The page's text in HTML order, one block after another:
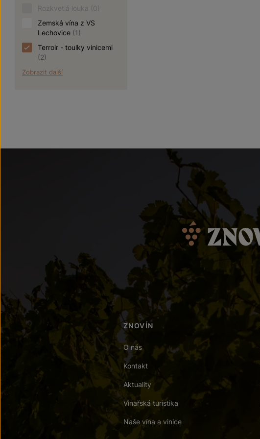
Rozkvetlá louka (0)
Zemská vína z VS
Lechovice (1)
Terroir - toulky vinicemi
(2)
Zobrazit další
ZNOVÍN
O nás
Kontakt
Aktuality
Vinařská turistika
Naše vína a vinice